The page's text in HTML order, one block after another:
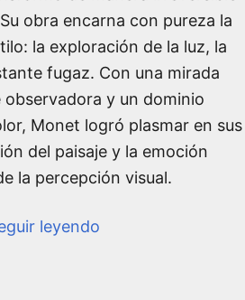
obra encarna con pureza la
la exploración de la luz, la
fugaz. Con una mirada
y un dominio
Monet logró plasmar en sus
del paisaje y la emoción
la percepción visual.
leyendo